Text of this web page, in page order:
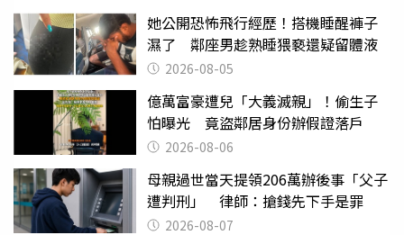
她公開恐怖飛行經歷！搭機睡醒褲子
濕了 鄰座男趁熟睡猥褻還疑留體液
2026-08-05
億萬富豪遭兒「大義滅親」！偷生子
怕曝光 竟盜鄰居身份辦假證落戶
2026-08-06
母親過世當天提領206萬辦後事「父子
遭判刑」 律師：搶錢先下手是罪
2026-08-07